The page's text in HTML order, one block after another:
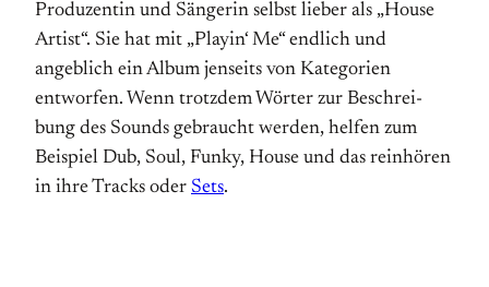
Produzentin und Sängerin selbst lieber als „House
Artist“. Sie hat mit „Playin‘ Me“ endlich und
angeblich ein Album jenseits von Kategorien
entworfen. Wenn trotzdem Wörter zur Be­schrei­
bung des Sounds gebraucht werden, helfen zum
Beispiel Dub, Soul, Funky, House und das reinhören
in ihre Tracks oder Sets.